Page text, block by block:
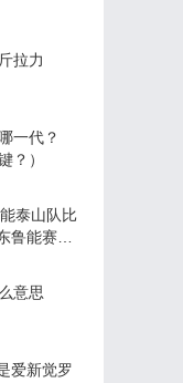
拉力
一代？
？）
泰山队比
鲁能赛程
意思
爱新觉罗